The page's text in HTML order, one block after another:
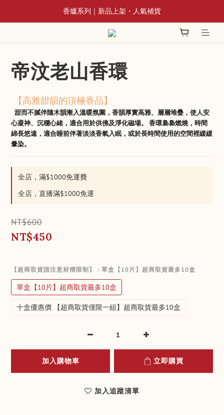
📢 8/3~9/10 全館立香系列滿額贈蘆香插
香爐系列｜新品上架・人氣補貨
📢 8/3~9/10 全館立香系列滿額贈蘆香插
帝汶老山香環
【高雅甜韻的頂極香品】
甜而不膩伴隨木韻漸入溫暖氛圍，香韻厚實高雅、層層堆疊，使人安
心凝神、沉穩心緒，適合用於供佛及淨化磁場。 香環裊裊燃燒，時間
綿長悠遠，適合睡前伴著淡淡香氣入眠，或於長時間使用的空間裡緩緩
暈染。
全店，滿$1000免運費
全店，直播滿$1000免運
NT$600
NT$450
【超商取貨請注意材積限制】 : 單盒【10片】超商取貨最多10盒
單盒【10片】超商取貨最多10盒
十盒優惠價 【超商取貨僅限一組】超商取貨最多10盒
加入購物車 立即購買
加入追蹤清單